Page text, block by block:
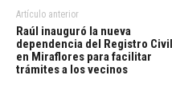
Artículo anterior
Raúl inauguró la nueva
dependencia del Registro Civil
en Miraflores para facilitar
trámites a los vecinos